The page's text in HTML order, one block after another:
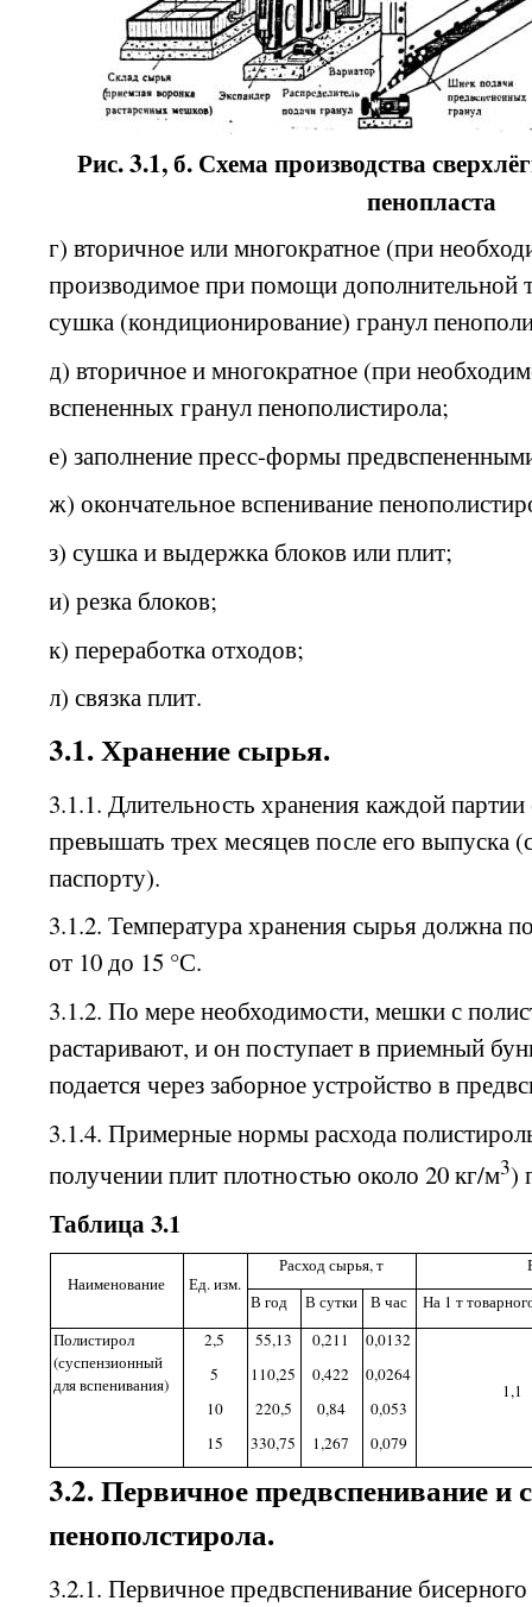
Рис. 3.1, б. Схема производства
пенопласта
г) вторичное или многократное (при
производимое при помощи дополнительной
сушка (кондиционирование) гранул
д) вторичное и многократное (при
вспененных гранул пенополистирола;
е) заполнение пресс-формы
ж) окончательное вспенивание
з) сушка и выдержка блоков или плит;
и) резка блоков;
к) переработка отходов;
л) связка плит.
3.1. Хранение сырья.
3.1.1. Длительность хранения каждой
превышать трех месяцев после его выпуска
паспорту).
3.1.2. Температура хранения сырья должна
от 10до 15 °С.
3.1.2. По мере необходимости, мешки с
растаривают, и он поступает в приемный
подается через заборное устройство в
3.1.4. Примерные нормы расхода
получении плит плотностью около 20 кг/м3)
Таблица 3.1
Наименование Ед. изм.
Расход сырья, т
В год
В сутки В час
На 1 т
Полистирол
(суспензионный
для вспенивания)
2,5 55,13 0,211 0,0132
1,1
5 110,25 0,422
0,0264
10
220,5 0,84
0,053
15
330,75 1,267 0,079
3.2. Первичное предвспенивание и
пенополстирола.
3.2.1. Первичное предвспенивание